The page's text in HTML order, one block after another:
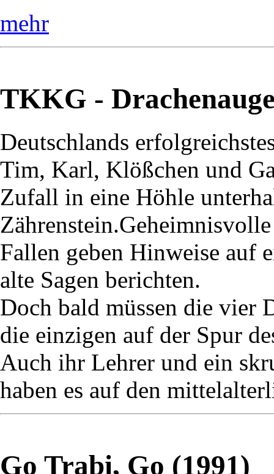
mehr
TKKG -
Deutschlands
Tim, Karl, Klößchen und
Zufall in eine Höhle
Fallen geben Hinweise auf
alte Sagen berichten.
Doch bald müssen die vier
die einzigen auf der Spur
Auch ihr Lehrer und ein
haben es auf den
Go Trabi, Go (1991)